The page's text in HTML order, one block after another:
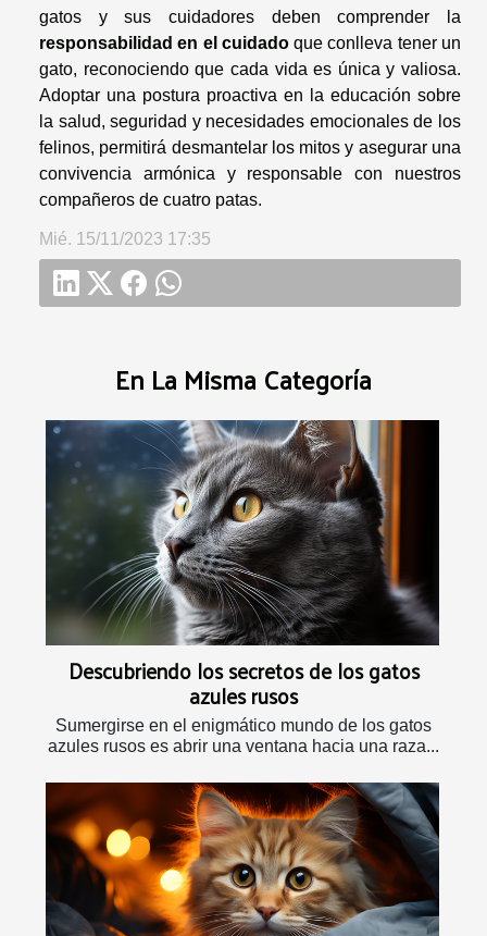
En La Misma Categoría
Descubriendo los secretos de los gatos
azules rusos
Sumergirse en el enigmático mundo de los gatos
azules rusos es abrir una ventana hacia una raza...
gatos y sus cuidadores deben comprender la
responsabilidad en el cuidadoque conlleva tener un
gato, reconociendo que cada vida es única y valiosa.
Adoptar una postura proactiva en la educación sobre
la salud, seguridad y necesidades emocionales de los
felinos, permitirá desmantelar los mitos y asegurar una
convivencia armónica y responsable con nuestros
compañeros de cuatro patas.
Mié. 15/11/2023 17:35